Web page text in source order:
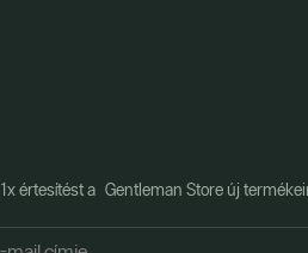
értesítést a Gentleman Store új